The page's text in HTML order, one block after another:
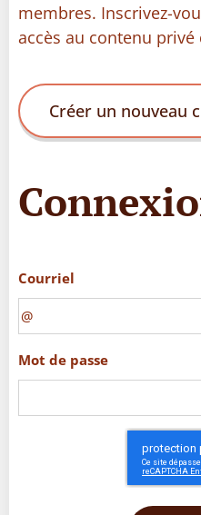
membres. Inscrivez-
accès au contenu privé
Créer un nouveau
Courriel
Mot de passe